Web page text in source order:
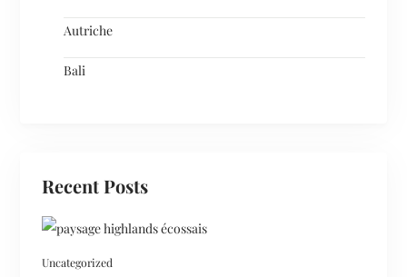
Autriche
Bali
Recent Posts
Uncategorized